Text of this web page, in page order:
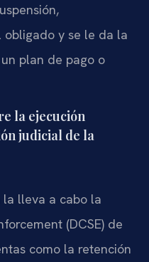
y se le da la
plan de pago o
la ejecución
judicial de la
lleva a cabo la
(DCSE) de
como la retención